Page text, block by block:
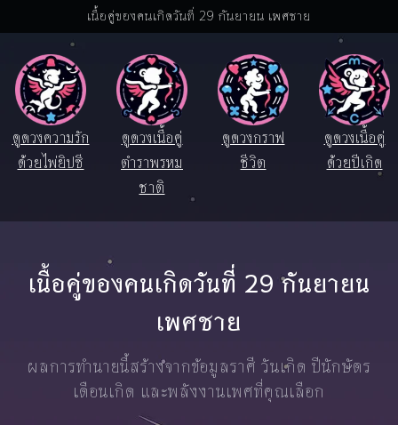
เนื้อคู่ของคนเกิดวันที่ 29 กันยายน เพศชาย
ดูดวงความรัก
ด้วยไพ่ยิปซี
ดูดวงเนื้อคู่
ตำราพรหม
ชาติ
ดูดวงกราฟ
ชีวิต
ดูดวงเนื้อคู่
ด้วยปีเกิด
เนื้อคู่ของคนเกิดวันที่ 29 กันยายน
เพศชาย
ผลการทำนายนี้สร้างจากข้อมูลราศี วันเกิด ปีนักษัตร
เดือนเกิด และพลังงานเพศที่คุณเลือก